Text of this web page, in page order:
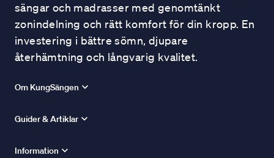
sängar och madrasser med genomtänkt
zonindelning och rätt komfort för din kropp. En
investering i bättre sömn, djupare
återhämtning och långvarig kvalitet.
Om KungSängen
Guider & Artiklar
Information